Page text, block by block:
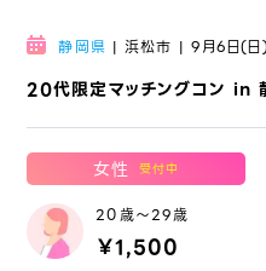
20代限定マッチングコン in
静岡県 | 浜松市 | 9月6日(
女性 受付中
20歳～29歳
￥1,500